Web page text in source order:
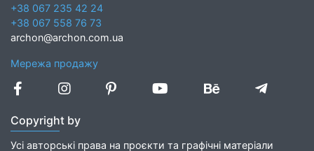
+38 067 235 42 24
+38 067 558 76 73
archon@archon.com.ua
Мережа продажу
Copyright by
Усі авторські права на проєкти та графічні матеріали